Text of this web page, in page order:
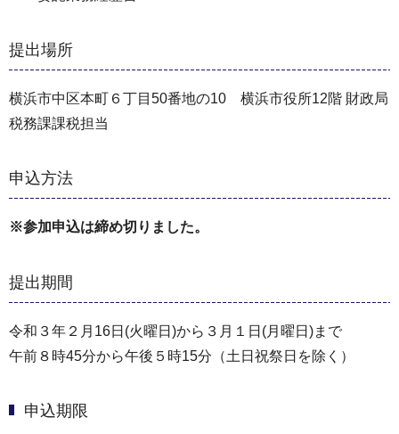
提出場所
横浜市中区本町６丁目50番地の10 横浜市役所12階 財政局
税務課課税担当
申込方法
※参加申込は締め切りました。
提出期間
令和３年２月16日(火曜日)から３月１日(月曜日)まで
午前８時45分から午後５時15分（土日祝祭日を除く）
申込期限